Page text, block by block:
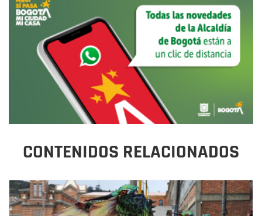
CONTENIDOS RELACIONADOS